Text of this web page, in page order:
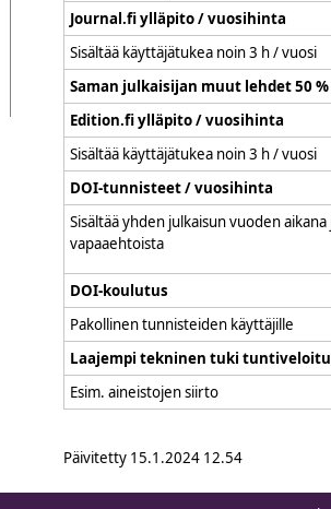
Journal.fi ylläpito / vuosihinta
Sisältää käyttäjätukea noin 3 h / vuosi
Saman julkaisijan muut lehdet 50
Edition.fi ylläpito / vuosihinta
Sisältää käyttäjätukea noin 3 h / vuosi
DOI-tunnisteet / vuosihinta
Sisältää yhden julkaisun vuoden
vapaaehtoista
DOI-koulutus
Pakollinen tunnisteiden käyttäjille
Laajempi tekninen tuki
Esim. aineistojen siirto
Päivitetty 15.1.2024 12.54